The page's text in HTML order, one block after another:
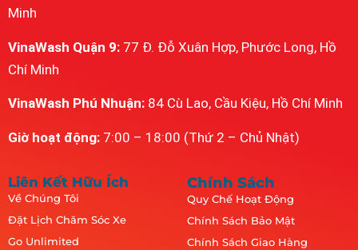
Minh
VinaWash Quận 9: 77 Đ. Đỗ Xuân Hợp, Phước Long, Hồ
Chí Minh
VinaWash Phú Nhuận: 84 Cù Lao, Cầu Kiệu, Hồ Chí Minh
Giờ hoạt động: 7:00 – 18:00 (Thứ 2 – Chủ Nhật)
Liên Kết Hữu Ích
Về Chúng Tôi
Đặt Lịch Chăm Sóc Xe
Go Unlimited
Chính Sách
Quy Chế Hoạt Động
Chính Sách Bảo Mật
Chính Sách Giao Hàng